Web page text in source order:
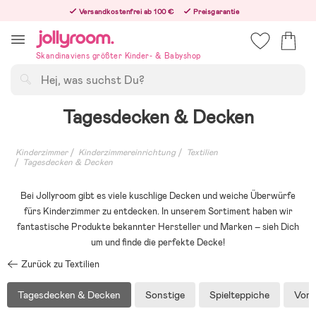
innehållet
Versandkostenfrei ab 100 €
Preisgarantie
Bestellungen, die nach 12:00 Uhr eingehen, werden am nächsten Werktag versandt!
Skandinaviens größter Kinder- & Babyshop
Tagesdecken & Decken
Kinderzimmer Kinderzimmereinrichtung
Textilien
Tagesdecken & Decken
Bei Jollyroom gibt es viele kuschlige Decken und weiche Überwürfe
fürs Kinderzimmer zu entdecken. In unserem Sortiment haben wir
fantastische Produkte bekannter Hersteller und Marken – sieh Dich
um und finde die perfekte Decke!
Zurück zu Textilien
Tagesdecken & Decken Sonstige Spielteppiche